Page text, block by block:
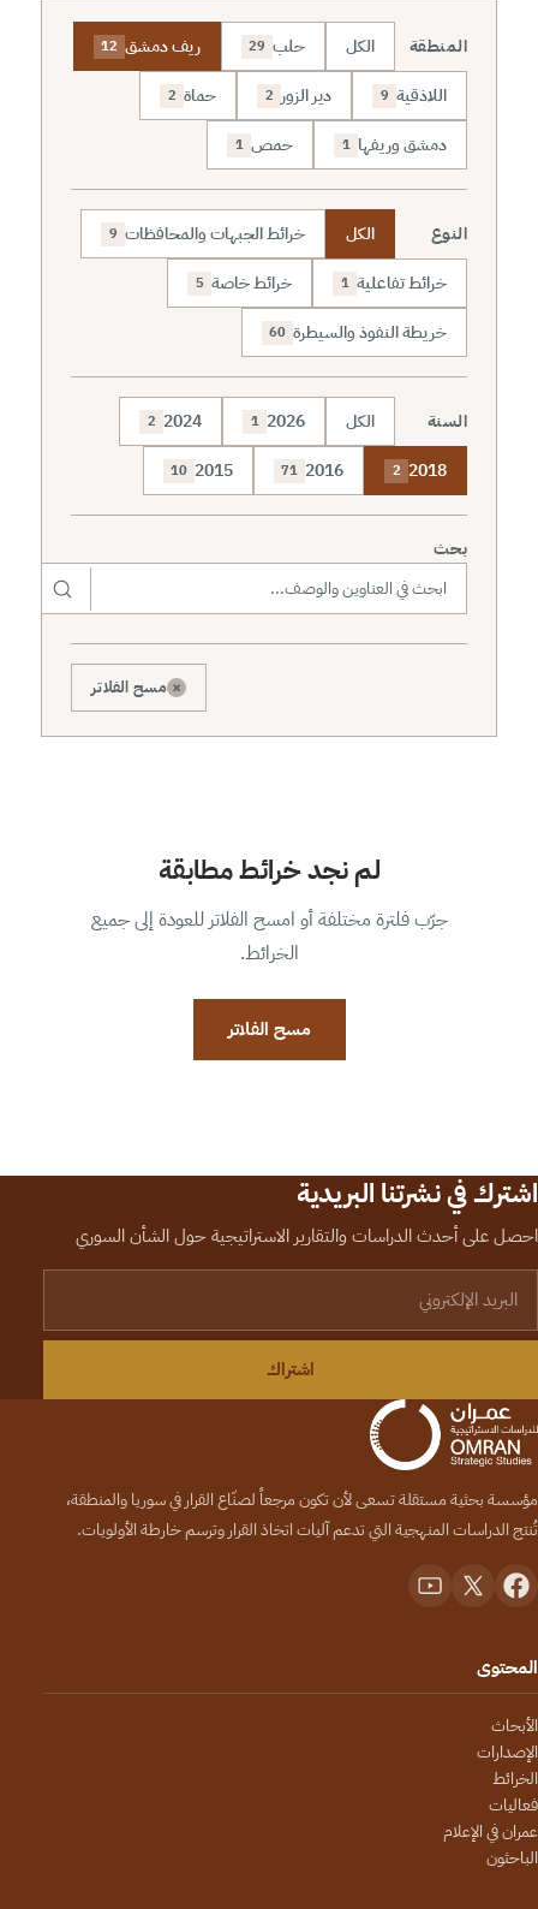
المنطقة الكل حلب 29 ريف دمشق 12
اللاذقية 9 دير الزور 2 حماة 2
دمشق وريفها 1 حمص 1
النوع الكل خرائط الجبهات والمحافظات 9
خرائط تفاعلية 1 خرائط خاصة 5
خريطة النفوذ والسيطرة 60
السنة الكل 2026
1
2024
2
2018
2
2016
71
2015
10
بحث
× مسح الفلاتر
لم نجد خرائط مطابقة
جرّب فلترة مختلفة أو امسح الفلاتر للعودة إلى جميع
الخرائط.
مسح الفلاتر
اشترك في نشرتنا البريدية
احصل على أحدث الدراسات والتقارير الاستراتيجية حول الشأن السوري
اشتراك
مؤسسة بحثية مستقلة تسعى لأن تكون مرجعاً لصنّاع القرار في سوريا والمنطقة،
تُنتج الدراسات المنهجية التي تدعم آليات اتخاذ القرار وترسم خارطة الأولويات.
المحتوى
الأبحاث
الإصدارات
الخرائط
فعاليات
عمران في الإعلام
الباحثون